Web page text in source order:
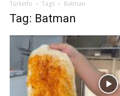
Türkinfo
Tags Batman
Tag: Batman